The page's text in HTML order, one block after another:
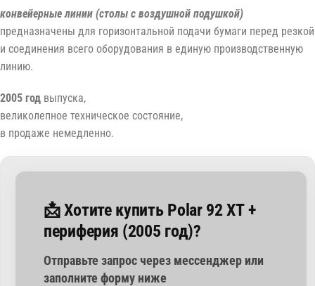
конвейерные линии (столы с воздушной подушкой)
предназначены для горизонтальной подачи бумаги перед резкой
и соединения всего оборудования в единую производственную
линию.
2005 год выпуска,
великолепное техническое состояние,
в продаже немедленно.
📩 Хотите купить Polar 92 XT +
периферия (2005 год)?
Отправьте запрос через мессенджер или
заполните форму ниже